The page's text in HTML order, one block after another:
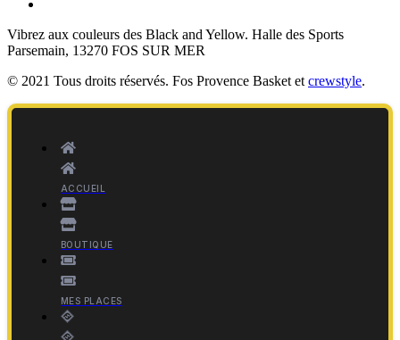
Vibrez aux couleurs des Black and Yellow. Halle des Sports
Parsemain, 13270 FOS SUR MER
© 2021 Tous droits réservés. Fos Provence Basket et crewstyle.
ACCUEIL
BOUTIQUE
MES PLACES